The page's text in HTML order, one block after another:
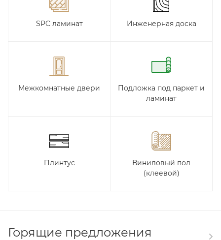
SPC ламинат Инженерная доска
Межкомнатные двери
Подложка под паркет и
ламинат
Плинтус
Виниловый пол
(клеевой)
Горящие предложения